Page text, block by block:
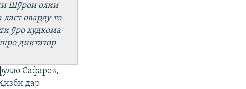
Шӯрои олии
оварду то
ӯро худкома
диктатор
Сафаров,
дар